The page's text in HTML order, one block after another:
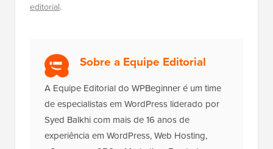
editorial.
Sobre a Equipe Editorial
A Equipe Editorial do WPBeginner é um time
de especialistas em WordPress liderado por
Syed Balkhi com mais de 16 anos de
experiência em WordPress, Web Hosting,